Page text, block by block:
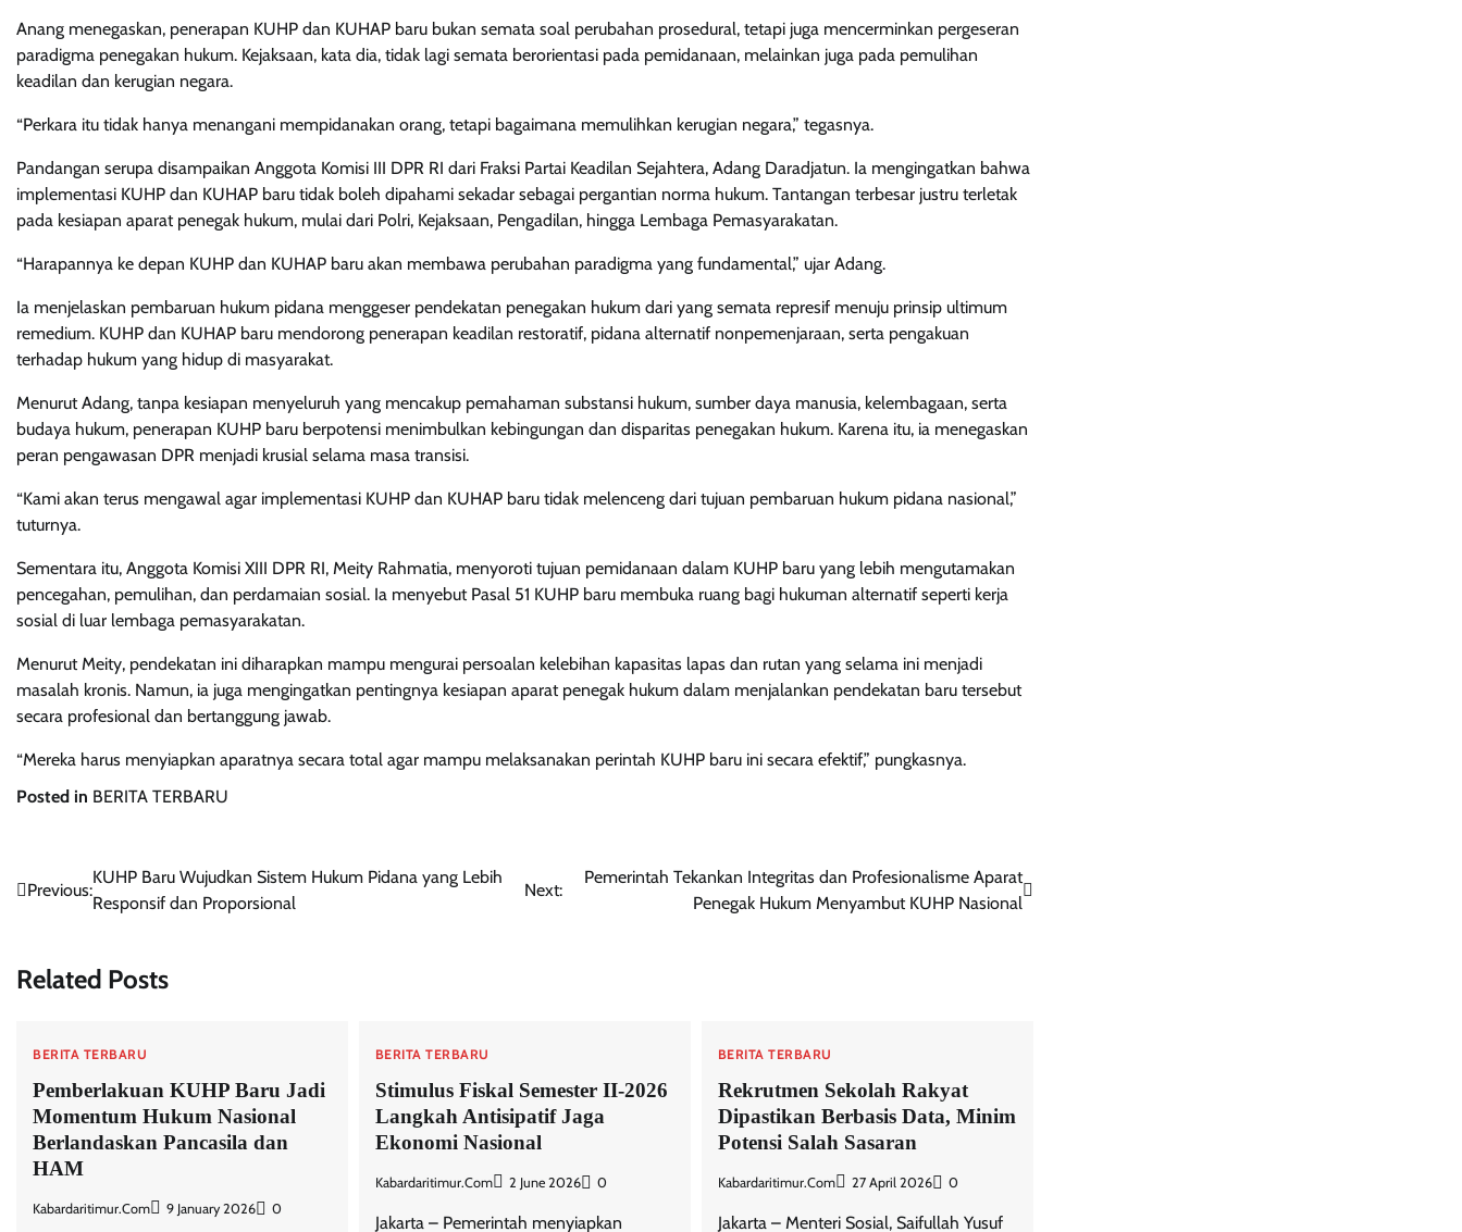
Anang menegaskan, penerapan KUHP dan KUHAP baru bukan semata soal perubahan prosedural, tetapi juga mencerminkan pergeseran
paradigma penegakan hukum. Kejaksaan, kata dia, tidak lagi semata berorientasi pada pemidanaan, melainkan juga pada pemulihan
keadilan dan kerugian negara.
“Perkara itu tidak hanya menangani mempidanakan orang, tetapi bagaimana memulihkan kerugian negara,” tegasnya.
Pandangan serupa disampaikan Anggota Komisi III DPR RI dari Fraksi Partai Keadilan Sejahtera, Adang Daradjatun. Ia mengingatkan bahwa
implementasi KUHP dan KUHAP baru tidak boleh dipahami sekadar sebagai pergantian norma hukum. Tantangan terbesar justru terletak
pada kesiapan aparat penegak hukum, mulai dari Polri, Kejaksaan, Pengadilan, hingga Lembaga Pemasyarakatan.
“Harapannya ke depan KUHP dan KUHAP baru akan membawa perubahan paradigma yang fundamental,” ujar Adang.
Ia menjelaskan pembaruan hukum pidana menggeser pendekatan penegakan hukum dari yang semata represif menuju prinsip ultimum
remedium. KUHP dan KUHAP baru mendorong penerapan keadilan restoratif, pidana alternatif nonpemenjaraan, serta pengakuan
terhadap hukum yang hidup di masyarakat.
Menurut Adang, tanpa kesiapan menyeluruh yang mencakup pemahaman substansi hukum, sumber daya manusia, kelembagaan, serta
budaya hukum, penerapan KUHP baru berpotensi menimbulkan kebingungan dan disparitas penegakan hukum. Karena itu, ia menegaskan
peran pengawasan DPR menjadi krusial selama masa transisi.
“Kami akan terus mengawal agar implementasi KUHP dan KUHAP baru tidak melenceng dari tujuan pembaruan hukum pidana nasional,”
tuturnya.
Sementara itu, Anggota Komisi XIII DPR RI, Meity Rahmatia, menyoroti tujuan pemidanaan dalam KUHP baru yang lebih mengutamakan
pencegahan, pemulihan, dan perdamaian sosial. Ia menyebut Pasal 51 KUHP baru membuka ruang bagi hukuman alternatif seperti kerja
sosial di luar lembaga pemasyarakatan.
Menurut Meity, pendekatan ini diharapkan mampu mengurai persoalan kelebihan kapasitas lapas dan rutan yang selama ini menjadi
masalah kronis. Namun, ia juga mengingatkan pentingnya kesiapan aparat penegak hukum dalam menjalankan pendekatan baru tersebut
secara profesional dan bertanggung jawab.
“Mereka harus menyiapkan aparatnya secara total agar mampu melaksanakan perintah KUHP baru ini secara efektif,” pungkasnya.
Posted in BERITA TERBARU
Post
navigation
Previous:
KUHP Baru Wujudkan Sistem Hukum Pidana yang Lebih
Responsif dan Proporsional
Next:
Pemerintah Tekankan Integritas dan Profesionalisme Aparat
Penegak Hukum Menyambut KUHP Nasional
Related Posts
BERITA TERBARU
Pemberlakuan KUHP Baru Jadi
Momentum Hukum Nasional
Berlandaskan Pancasila dan
HAM
Kabardaritimur.com 9 January 2026 0
BERITA TERBARU
Stimulus Fiskal Semester II-2026
Langkah Antisipatif Jaga
Ekonomi Nasional
Kabardaritimur.com 2 June 2026 0
Jakarta – Pemerintah menyiapkan
BERITA TERBARU
Rekrutmen Sekolah Rakyat
Dipastikan Berbasis Data, Minim
Potensi Salah Sasaran
Kabardaritimur.com 27 April 2026 0
Jakarta – Menteri Sosial, Saifullah Yusuf